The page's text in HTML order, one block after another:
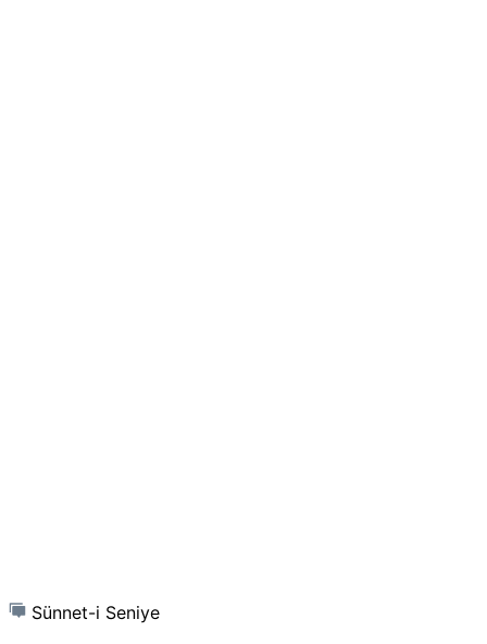
Sünnet-i Seniye